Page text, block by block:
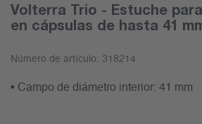
Volterra Trio - Estuche
en cápsulas de hasta 41
Número de artículo: 318214
• Campo de diámetro interior: 41 mm